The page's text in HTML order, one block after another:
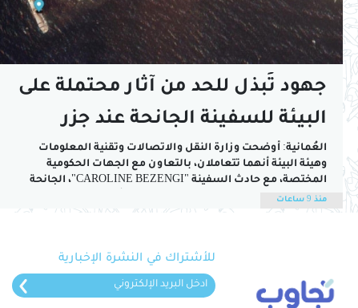
جهود تُبذل للحد من آثار محتملة على
البيئة للسفينة الجانحة عند جزر
الحلانيات
العُمانية: أوضحت وزارة النقل والاتصالات وتقنية المعلومات
وهيئة البيئة أنهما تتعاملان، بالتعاون مع الجهات الحكومية
المختصة، مع حادث السفينة "CAROLINE BEZENGI"، الجانحة
عند جزر الحلانيات بمحافظة ظفار، للحد من أي آثار محتملة على
البيئة.وأكدت الوزارة والهيئة، في بيان لهما، أن جميع الفرق الفنية
منذ 9 ساعات
للأشتراك في النشرة الإخبارية